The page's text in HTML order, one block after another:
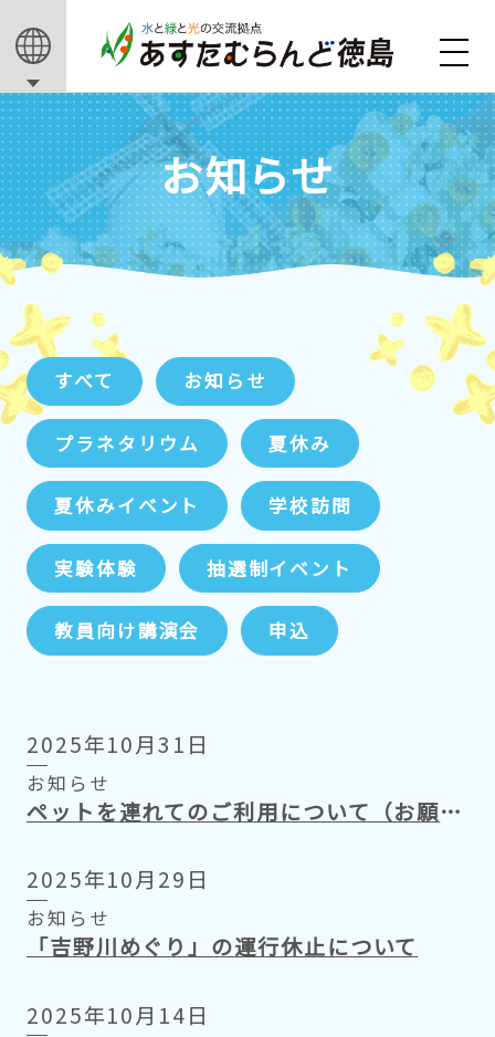
お知らせ
すべて お知らせ
プラネタリウム 夏休み
夏休みイベント 学校訪問
実験体験 抽選制イベント
教員向け講演会 申込
2025年10月31日
お知らせ
ペットを連れてのご利用について（お願い）
2025年10月29日
お知らせ
「吉野川めぐり」の運行休止について
2025年10月14日